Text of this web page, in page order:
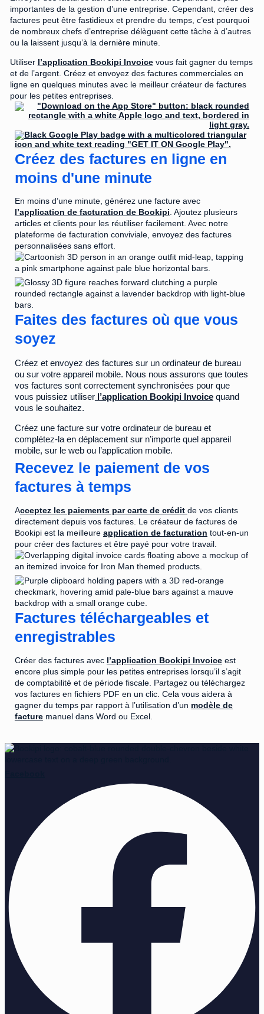
importantes de la gestion d’une entreprise. Cependant, créer des
factures peut être fastidieux et prendre du temps, c’est pourquoi
de nombreux chefs d’entreprise délèguent cette tâche à d’autres
ou la laissent jusqu’à la dernière minute.
Utiliser l’application Bookipi Invoicevous fait gagner du temps
et de l’argent. Créez et envoyez des factures commerciales en
ligne en quelques minutes avec le meilleur créateur de factures
pour les petites entreprises.
Créez des factures en ligne en
moins d'une minute
En moins d’une minute, générez une facture avec
l’application de facturation de Bookipi. Ajoutez plusieurs
articles et clients pour les réutiliser facilement. Avec notre
plateforme de facturation conviviale, envoyez des factures
personnalisées sans effort.
Faites des factures où que vous
soyez
Créez et envoyez des factures sur un ordinateur de bureau
ou sur votre appareil mobile. Nous nous assurons que toutes
vos factures sont correctement synchronisées pour que
vous puissiez utiliserl’application Bookipi Invoicequand
vous le souhaitez.
Créez une facture sur votre ordinateur de bureau et
complétez-la en déplacement sur n’importe quel appareil
mobile, sur le web ou l’application mobile.
Recevez le paiement de vos
factures à temps
Acceptez les paiements par carte de crédit de vos clients
directement depuis vos factures. Le créateur de factures de
Bookipi est la meilleure application de facturation tout-en-un
pour créer des factures et être payé pour votre travail.
Factures téléchargeables et
enregistrables
Créer des factures avec l’application Bookipi Invoiceest
encore plus simple pour les petites entreprises lorsqu’il s’agit
de comptabilité et de période fiscale. Partagez ou téléchargez
vos factures en fichiers PDF en un clic. Cela vous aidera à
gagner du temps par rapport à l’utilisation d’un modèle de
facturemanuel dans Word ou Excel.